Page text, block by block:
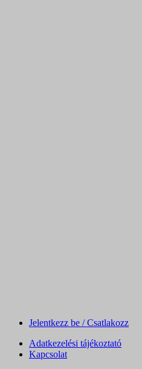
Jelentkezz be / Csatlakozz
Adatkezelési tájékoztató
Kapcsolat